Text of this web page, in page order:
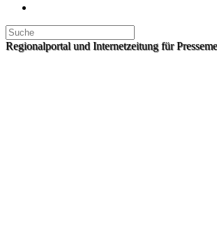
Regionalportal und Internetzeitung für